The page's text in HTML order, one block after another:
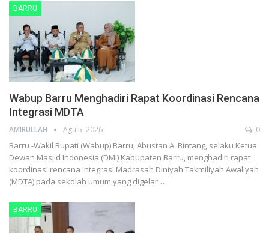
BARRU
Wabup Barru Menghadiri Rapat Koordinasi Rencana
Integrasi MDTA
AMIRULLAH Agu 5, 2026 0
Barru -Wakil Bupati (Wabup) Barru, Abustan A. Bintang, selaku Ketua
Dewan Masjid Indonesia (DMI) Kabupaten Barru, menghadiri rapat
koordinasi rencana integrasi Madrasah Diniyah Takmiliyah Awaliyah
(MDTA) pada sekolah umum yang digelar…
BARRU